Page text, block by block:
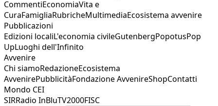
CommentiEconomiaVita e
CuraFamigliaRubricheMultimediaEcosistema avvenire
Pubblicazioni
Edizioni localiL'economia civileGutenbergPopotusPop
UpLuoghi dell'Infinito
Avvenire
Chi siamoRedazioneEcosistema
AvvenirePubblicitàFondazione AvvenireShopContatti
Mondo CEI
SIRRadio InBluTV2000FISC